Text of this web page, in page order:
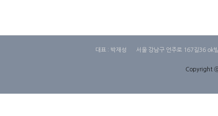
대표 : 박재성 서울 강남구 언주로 167길36 ok
Copyright